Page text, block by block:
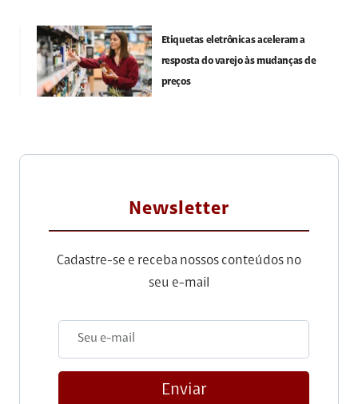
Etiquetas eletrônicas aceleram a
resposta do varejo às mudanças de
preços
Newsletter
Cadastre-se e receba nossos conteúdos no
seu e-mail
Enviar